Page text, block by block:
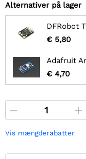
Alternativer på lager
€ 5,80
€ 4,70
Vis mængderabatter